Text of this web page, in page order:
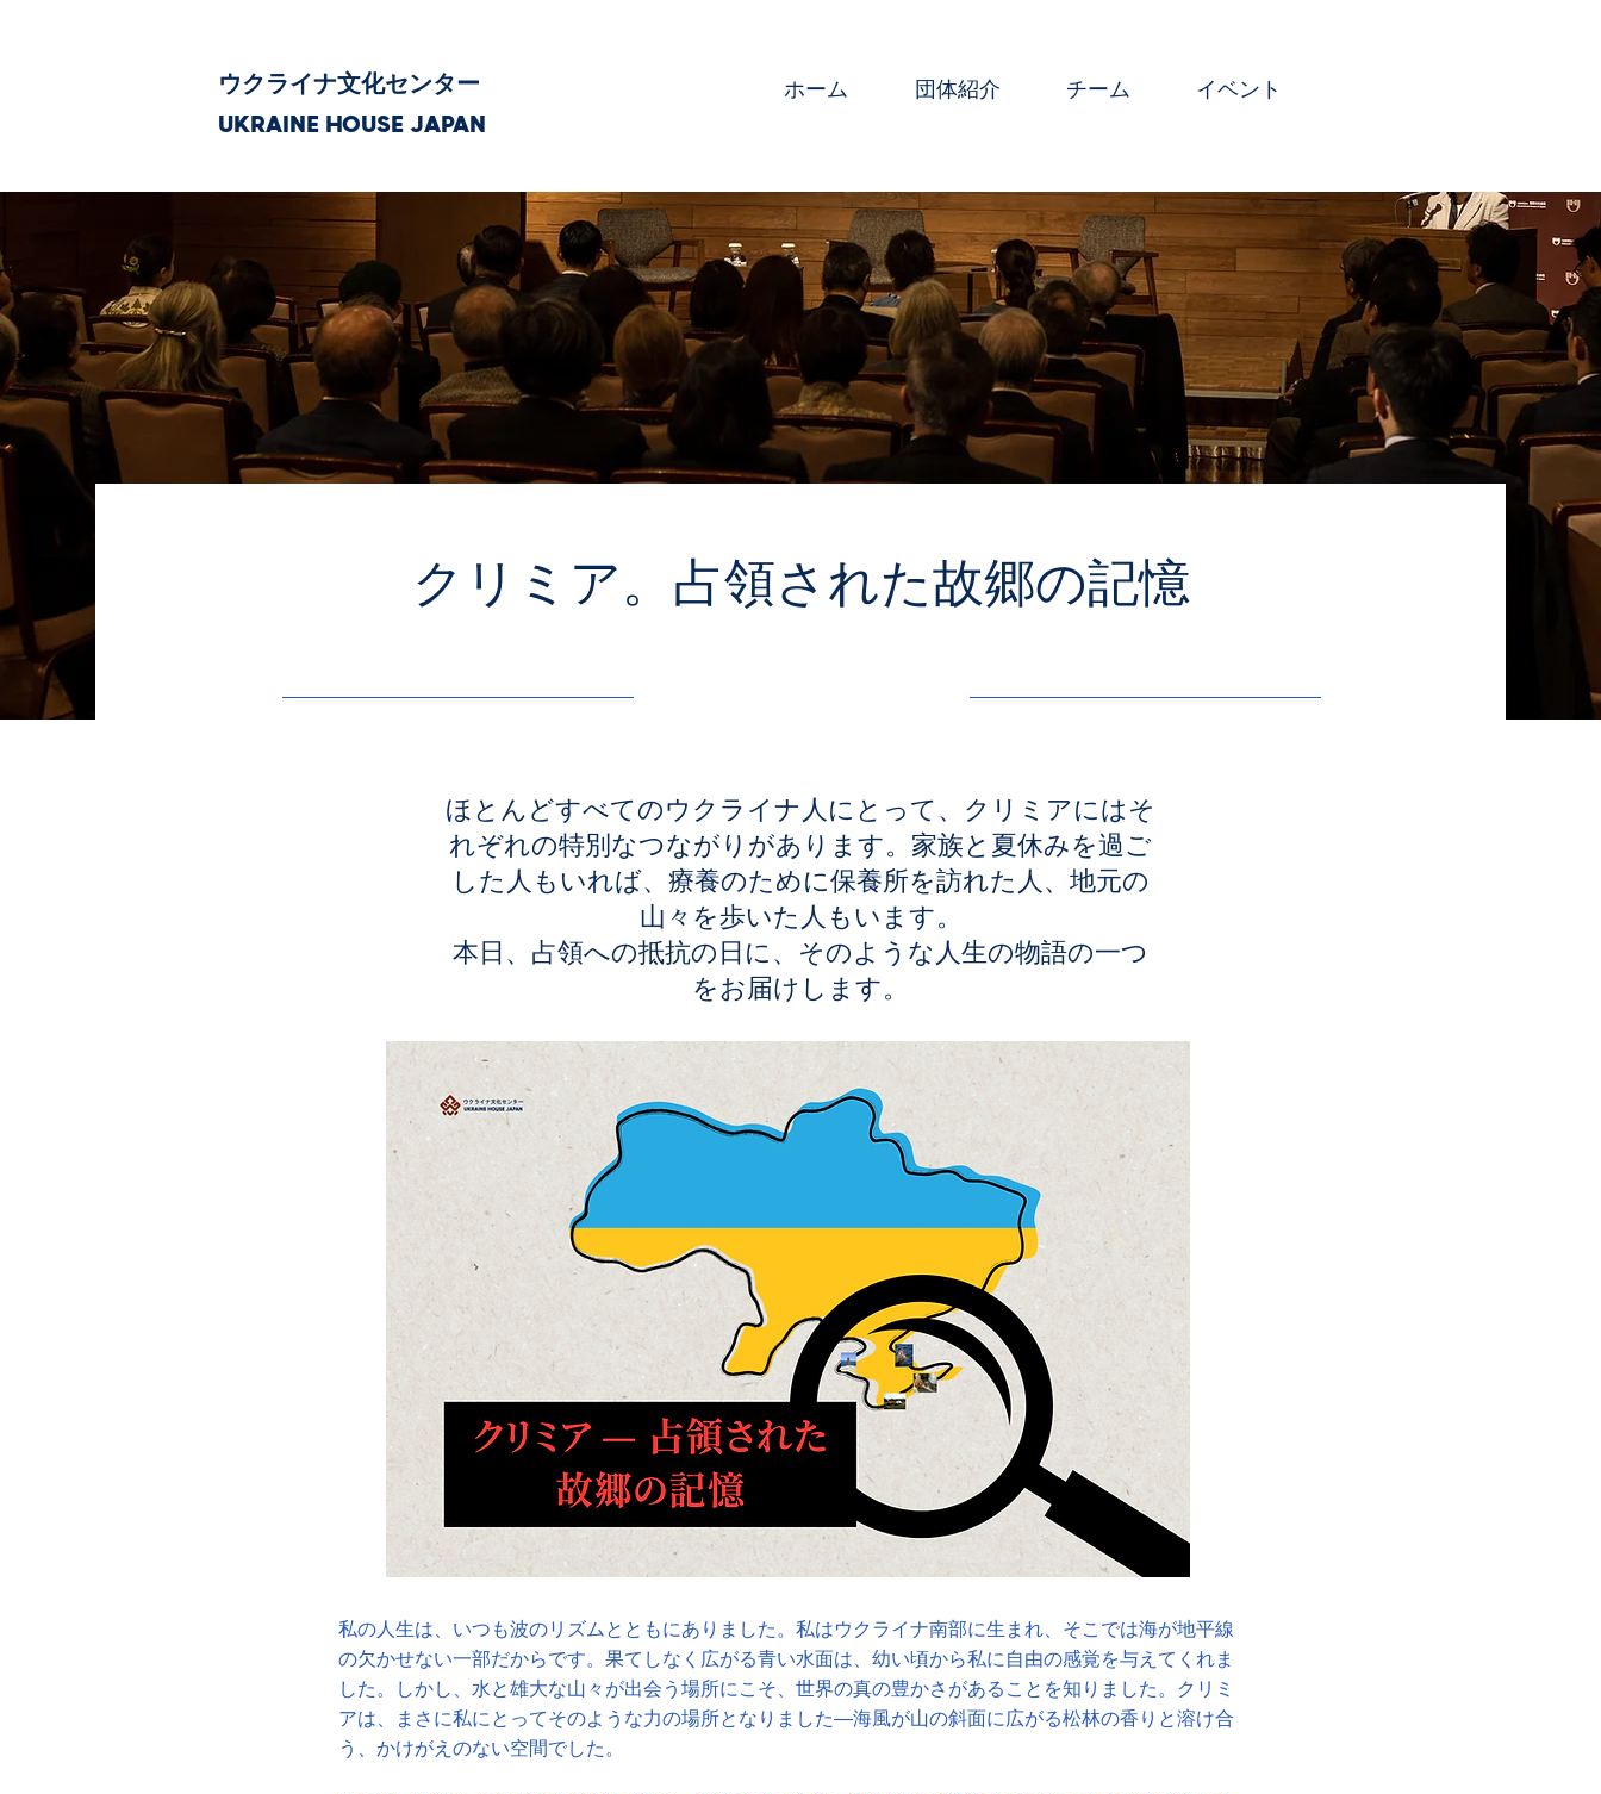
ウクライナ文化センター
UKRAINE HOUSE JAPAN
ホーム 団体紹介 チーム イベント
クリミア。占領された故郷の記憶
ほとんどすべてのウクライナ人にとって、クリミアにはそ
れぞれの特別なつながりがあります。家族と夏休みを過ご
した人もいれば、療養のために保養所を訪れた人、地元の
山々を歩いた人もいます。
本日、占領への抵抗の日に、そのような人生の物語の一つ
をお届けします。
私の人生は、いつも波のリズムとともにありました。私はウクライナ南部に生まれ、そこでは海が地平線
の欠かせない一部だからです。果てしなく広がる青い水面は、幼い頃から私に自由の感覚を与えてくれま
した。しかし、水と雄大な山々が出会う場所にこそ、世界の真の豊かさがあることを知りました。クリミ
アは、まさに私にとってそのような力の場所となりました―海風が山の斜面に広がる松林の香りと溶け合
う、かけがえのない空間でした。